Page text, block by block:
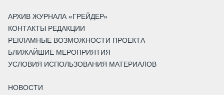
АРХИВ ЖУРНАЛА «ГРЕЙДЕР»
КОНТАКТЫ РЕДАКЦИИ
РЕКЛАМНЫЕ ВОЗМОЖНОСТИ ПРОЕКТА
БЛИЖАЙШИЕ МЕРОПРИЯТИЯ
УСЛОВИЯ ИСПОЛЬЗОВАНИЯ МАТЕРИАЛОВ
НОВОСТИ